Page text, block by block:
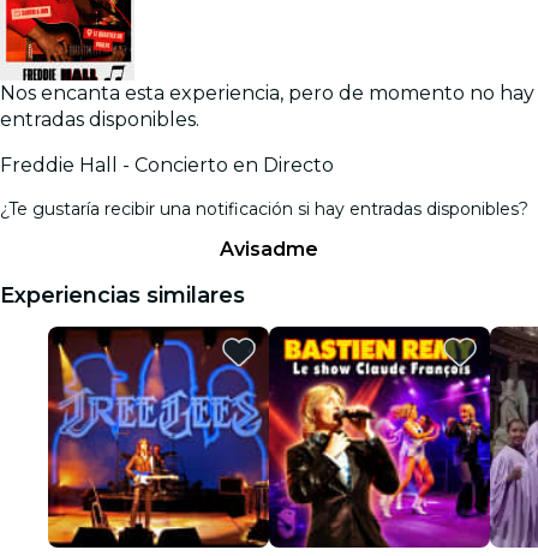
Nos encanta esta experiencia, pero de momento no hay
entradas disponibles.
Freddie Hall - Concierto en Directo
¿Te gustaría recibir una notificación si hay entradas disponibles?
Avisadme
Experiencias similares